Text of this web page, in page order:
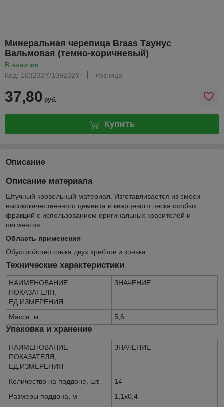
Минеральная черепица Braas Таунус
Вальмовая (темно-коричневый)
В наличии
Код: 103232Y/109232Y
Розница
37,80 руб.
Купить
Описание
Описание материала
Штучный кровельный материал. Изготавливается из смеси
высококачественного цемента и кварцевого песка особых
фракций с использованием оригинальных красителей и
пигментов.
Область применения
Обустройство стыка двух хребтов и конька.
Технические характеристики
НАИМЕНОВАНИЕ
ПОКАЗАТЕЛЯ,
ЕД.ИЗМЕРЕНИЯ
ЗНАЧЕНИЕ
Масса, кг 5,6
Упаковка и хранение
НАИМЕНОВАНИЕ
ПОКАЗАТЕЛЯ,
ЕД.ИЗМЕРЕНИЯ
ЗНАЧЕНИЕ
Количество на поддоне, шт.
14
Размеры поддона, м
1,1х0,4